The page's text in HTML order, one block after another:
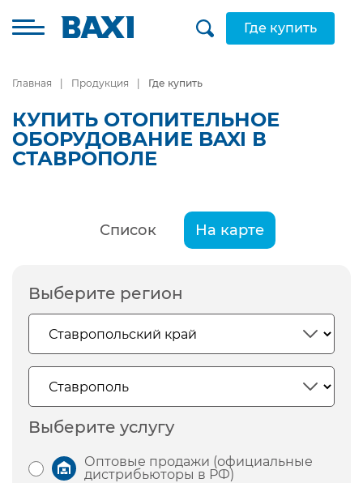
Где купить
Главная Продукция Где купить
КУПИТЬ ОТОПИТЕЛЬНОЕ
ОБОРУДОВАНИЕ BAXI В
СТАВРОПОЛЕ
Список На карте
Выберите регион
Выберите услугу
Оптовые продажи (официальные
дистрибьюторы в РФ)